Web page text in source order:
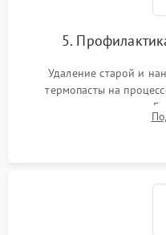
5.
Удаление старой и
термопасты на
комплектующих в слоты.
обеспечения